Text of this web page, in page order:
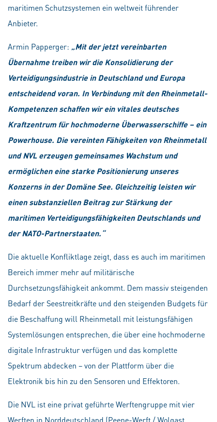
maritimen Schutzsystemen ein weltweit führender
Anbieter.
Armin Papperger: „Mit der jetzt vereinbarten
Übernahme treiben wir die Konsolidierung der
Verteidigungsindustrie in Deutschland und Europa
entscheidend voran. In Verbindung mit den Rheinmetall-
Kompetenzen schaffen wir ein vitales deutsches
Kraftzentrum für hochmoderne Überwasserschiffe – ein
Powerhouse. Die vereinten Fähigkeiten von Rheinmetall
und NVL erzeugen gemeinsames Wachstum und
ermöglichen eine starke Positionierung unseres
Konzerns in der Domäne See. Gleichzeitig leisten wir
einen substanziellen Beitrag zur Stärkung der
maritimen Verteidigungsfähigkeiten Deutschlands und
der NATO-Partnerstaaten.“
Die aktuelle Konfliktlage zeigt, dass es auch im maritimen
Bereich immer mehr auf militärische
Durchsetzungsfähigkeit ankommt. Dem massiv steigenden
Bedarf der Seestreitkräfte und den steigenden Budgets für
die Beschaffung will Rhein­metall mit leistungsfähigen
Systemlösungen entsprechen, die über eine hochmoderne
digitale Infrastruktur verfügen und das komplette
Spektrum abdecken – von der Plattform über die
Elektronik bis hin zu den Sensoren und Effektoren.
Die NVL ist eine privat geführte Werftengruppe mit vier
Werften in Norddeutschland (Peene-Werft / Wolgast,